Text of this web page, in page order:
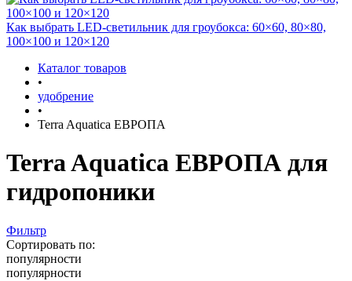
Как выбрать LED-светильник для гроубокса: 60×60, 80×80,
100×100 и 120×120
Каталог товаров
•
удобрение
•
Terra Aquatica ЕВРОПА
Terra Aquatica ЕВРОПА для
гидропоники
Фильтр
Сортировать по:
популярности
популярности